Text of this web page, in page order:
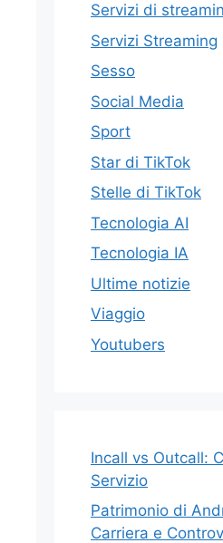
Servizi di
Servizi Streaming
Sesso
Social Media
Sport
Star di TikTok
Stelle di TikTok
Tecnologia AI
Tecnologia IA
Ultime notizie
Viaggio
Youtubers
Incall vs Outcall:
Servizio
Patrimonio di
Carriera e